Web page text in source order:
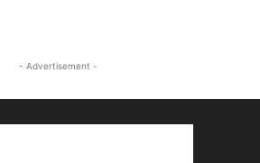
- Advertisement -